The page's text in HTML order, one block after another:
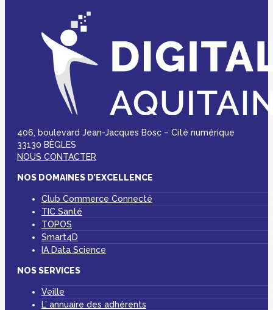
406, boulevard Jean-Jacques Bosc – Cité numérique
33130 BÈGLES
NOUS CONTACTER
NOS DOMAINES D’EXCELLENCE
Club Commerce Connecté
TIC Santé
TOPOS
Smart4D
IA Data Science
NOS SERVICES
Veille
L’ annuaire des adhérents